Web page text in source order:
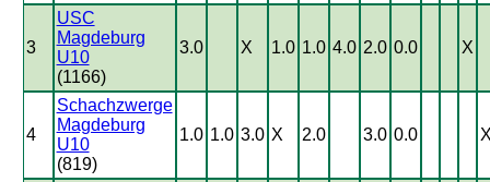
3
USC
Magdeburg
U10
(1166)
3.0 X 1.0 1.0 4.0 2.0 0.0 X
4
Schachzwerge
Magdeburg
U10
(819)
1.0 1.0 3.0 X 2.0 3.0 0.0